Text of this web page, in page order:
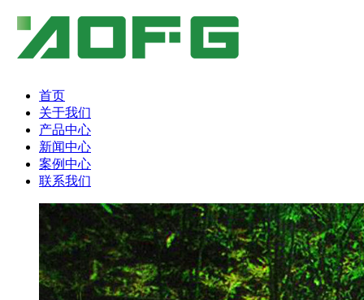
首页
关于我们
产品中心
新闻中心
案例中心
联系我们